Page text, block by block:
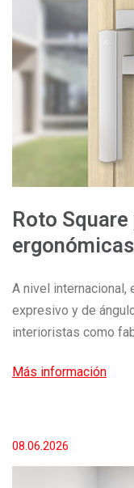
Roto
A nivel internacional,
expresivo y de
interioristas como
Más información
08.06.2026